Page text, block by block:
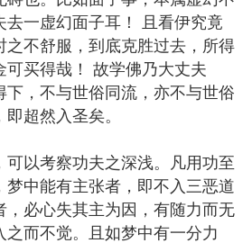
去一虚幻面子耳！ 且看伊究竟
之不舒服，到底克胜过去，所得
可买得哉！ 故学佛乃大丈夫
下，不与世俗同流，亦不与世俗
超然入圣矣。
以考察功夫之深浅。凡用功至
梦中能有主张者，即不入三恶道
，必心失其主为因，有随力而无
之而不觉。且如梦中有一分力